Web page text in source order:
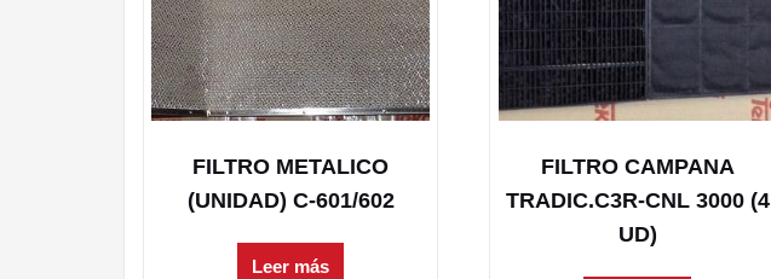
FILTRO METALICO
(UNIDAD) C-601/602
Leer más
FILTRO CAMPANA
TRADIC.C3R-CNL 3000 (4
UD)